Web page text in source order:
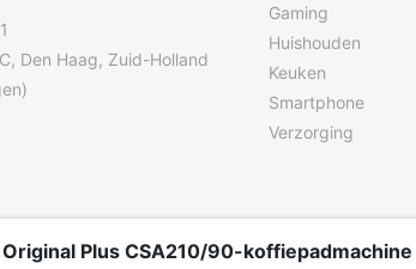
Den Haag, Zuid-Holland
Gaming
Huishouden
Keuken
Smartphone
Verzorging
Plus CSA210/90-koffiepadmachine